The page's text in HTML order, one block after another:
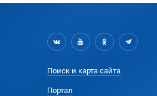
Поиск и карта сайта
Портал